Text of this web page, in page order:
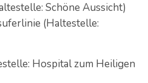
Schöne Aussicht)
(Haltestelle:
Hospital zum Heiligen